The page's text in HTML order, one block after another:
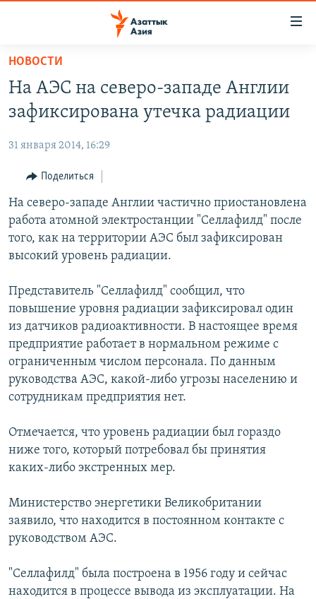
Вернуться
основному
содержанию
Вернутся
навигации
Вернутся
поиску
КАЗАХСТАН
УЗБЕКИСТАН
ТАДЖИКИСТАН
НОВОСТИ
ВОЙНА В УКРАИНЕ
НА ДРУГИХ ЯЗЫКАХ
ҚАЗАҚША
КЫРГЫЗЧА
ТОҶИКӢ
Все сайты РСЕ/РС
НОВОСТИ
На АЭС на северо-западе Англии
зафиксирована утечка радиации
31 января 2014, 16:29
Поделиться
На северо-западе Англии частично приостановлена
работа атомной электростанции "Селлафилд" после
того, как на территории АЭС был зафиксирован
высокий уровень радиации.
Представитель "Селлафилд" сообщил, что
повышение уровня радиации зафиксировал один
из датчиков радиоактивности. В настоящее время
предприятие работает в нормальном режиме с
ограниченным числом персонала. По данным
руководства АЭС, какой-либо угрозы населению и
сотрудникам предприятия нет.
Отмечается, что уровень радиации был гораздо
ниже того, который потребовал бы принятия
каких-либо экстренных мер.
Министерство энергетики Великобритании
заявило, что находится в постоянном контакте с
руководством АЭС.
"Селлафилд" была построена в 1956 году и сейчас
находится в процессе вывода из эксплуатации. На